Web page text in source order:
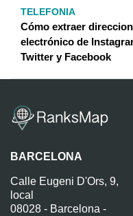
TELEFONIA
Cómo extraer
electrónico de
Twitter y Facebook
BARCELONA
Calle Eugeni D'Ors, 9,
local
08028 - Barcelona -